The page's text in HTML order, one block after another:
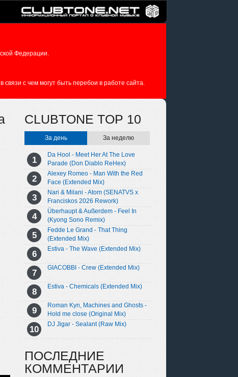
Федерации.
с чем могут быть перебои в работе сайта.
CLUBTONE TOP 10
За день За неделю
Da Hool - Meet Her At The Love
Parade (Don Diablo ReHex)
Alexey Romeo - Man With the Red
Face (Extended Mix)
Nari & Milani - Atom (SENATVS x
Franciskos 2026 Rework)
Überhaupt & Außerdem - Feel In
(Kyong Sono Remix)
Fedde Le Grand - That Thing
(Extended Mix)
Estiva - The Wave (Extended Mix)
GIACOBBI - Crew (Extended Mix)
Estiva - Chemicals (Extended Mix)
Roman Kyn, Machines and Ghosts -
Hold me close (Original Mix)
DJ Jigar - Sealant (Raw Mix)
ПОСЛЕДНИЕ
КОММЕНТАРИИ